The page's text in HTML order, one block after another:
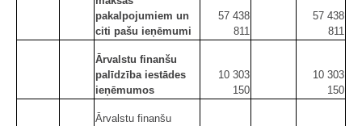
pakalpojumiem un
citi pašu ieņēmumi
57 438
811
57 438
811
Ārvalstu finanšu
palīdzība iestādes
ieņēmumos
10 303
150
10 303
150
Ārvalstu finanšu